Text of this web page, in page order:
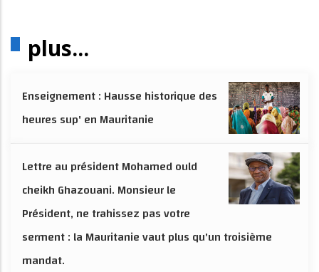
plus...
Enseignement : Hausse historique des
heures sup' en Mauritanie
Lettre au président Mohamed ould
cheikh Ghazouani. Monsieur le
Président, ne trahissez pas votre
serment : la Mauritanie vaut plus qu'un troisième
mandat.